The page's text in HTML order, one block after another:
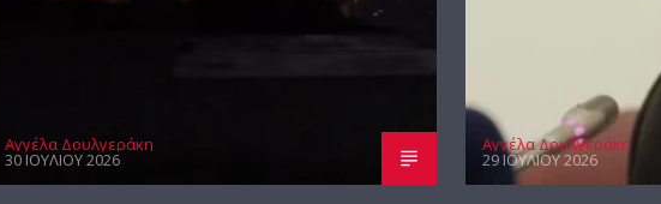
Αγγέλα Δουλγεράκη
30 ΙΟΥΛΊΟΥ 2026
Αγγέλα Δουλγεράκη
29 ΙΟΥΛΊΟΥ 2026